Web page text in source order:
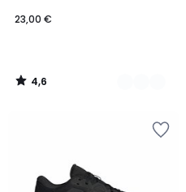
23,00 €
4,6
/